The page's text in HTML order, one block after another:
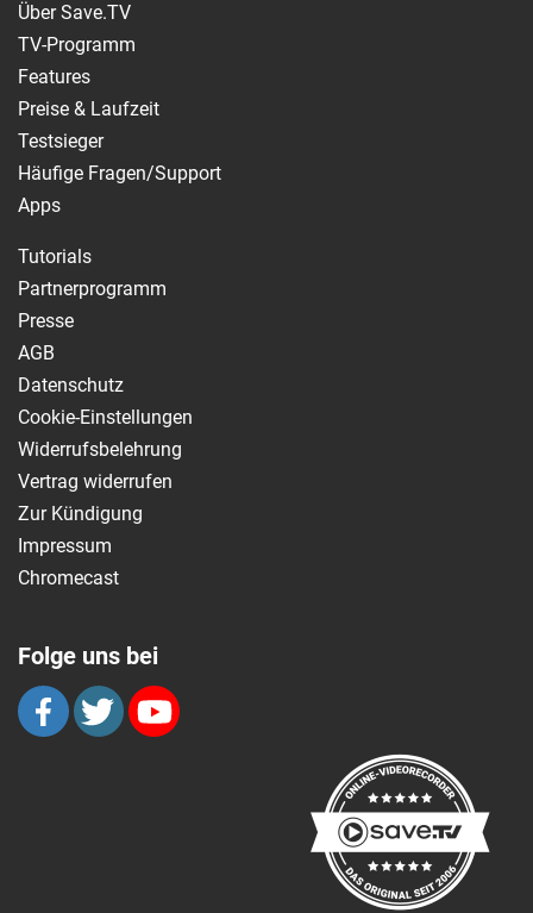
Über Save.TV
TV-Programm
Features
Preise & Laufzeit
Testsieger
Häufige Fragen/Support
Apps
Tutorials
Partnerprogramm
Presse
AGB
Datenschutz
Cookie-Einstellungen
Widerrufsbelehrung
Vertrag widerrufen
Zur Kündigung
Impressum
Chromecast
Folge uns bei